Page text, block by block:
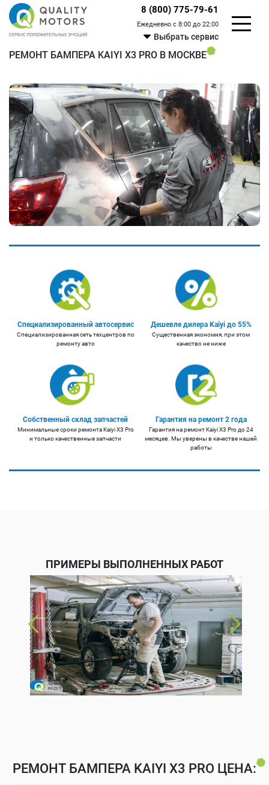
8 (800) 775-79-61
Ежедневно с 8:00 до 22:00
Выбрать сервис
РЕМОНТ БАМПЕРА KAIYI X3 PRO В МОСКВЕ
Специализированный автосервис
Специализированная сеть техцентров по
ремонту авто
Дешевле дилера Kaiyi до 55%
Существенная экономия, при этом
качество не ниже
Собственный склад запчастей
Минимальные сроки ремонта Kaiyi X3 Pro
и только качественные запчасти
Гарантия на ремонт 2 года
Гарантия на ремонт Kaiyi X3 Pro до 24
месяцев. Мы уверены в качестве нашей
работы
ПРИМЕРЫ ВЫПОЛНЕННЫХ РАБОТ
РЕМОНТ БАМПЕРА KAIYI X3 PRO ЦЕНА: